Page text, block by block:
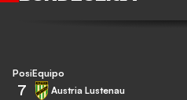
Posición
Equipo
7 Austria Lustenau